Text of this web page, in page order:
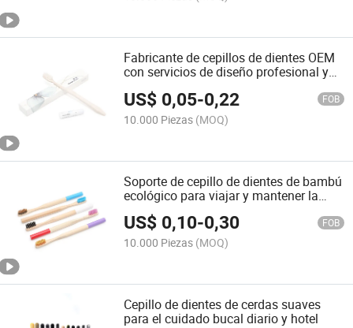
Fabricante de cepillos de dientes OEM
con servicios de diseño profesional y
US$ 0,05-0,22 FOB
10.000 Piezas (MOQ)
Soporte de cepillo de dientes de bambú
ecológico para viajar y mantener la
higiene
US$ 0,10-0,30 FOB
10.000 Piezas (MOQ)
Cepillo de dientes de cerdas suaves
para el cuidado bucal diario y hotel